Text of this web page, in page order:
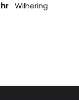
Wilhering